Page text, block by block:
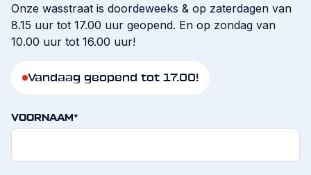
Onze wasstraat is doordeweeks & op zaterdagen van
8.15 uur tot 17.00 uur geopend. En op zondag van
10.00 uur tot 16.00 uur!
Vandaag geopend tot 17.00!
VOORNAAM*